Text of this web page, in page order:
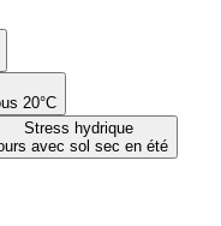
20°C
Stress hydrique
avec sol sec en été